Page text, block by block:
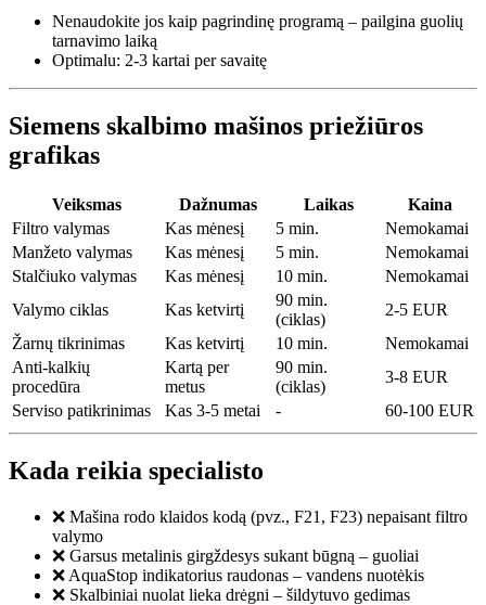
Nenaudokite jos kaip pagrindinę programą – pailgina guolių
tarnavimo laiką
Optimalu: 2-3 kartai per savaitę
Siemens skalbimo mašinos priežiūros
grafikas
Veiksmas Dažnumas Laikas
Kaina
Filtro valymas
Kas mėnesį 5 min.
Nemokamai
Manžeto valymas
Kas mėnesį 5 min.
Nemokamai
Stalčiuko valymas
Kas mėnesį 10 min.
Nemokamai
Valymo ciklas
Kas ketvirtį
90 min.
(ciklas)
2-5 EUR
Žarnų tikrinimas
Kas ketvirtį 10 min.
Nemokamai
Anti-kalkių
procedūra
Kartą per
metus
90 min.
(ciklas)
3-8 EUR
Serviso patikrinimas
Kas 3-5 metai - 60-100 EUR
Kada reikia specialisto
❌ Mašina rodo klaidos kodą (pvz., F21, F23) nepaisant filtro
valymo
❌ Garsus metalinis girgždesys sukant būgną – guoliai
❌ AquaStop indikatorius raudonas – vandens nuotėkis
❌ Skalbiniai nuolat lieka drėgni – šildytuvo gedimas